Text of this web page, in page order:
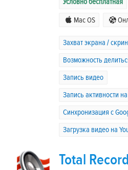
Условно бесплатная
Mac OS
Захват экрана /
Возможность
Запись видео
Запись активности
Синхронизация с
Загрузка видео на
Total